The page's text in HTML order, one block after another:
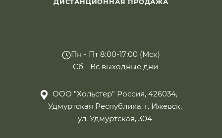
Пн - Пт 8:00-17:00 (Мск)
Сб - Вс выходные дни
ООО "Хольстер" Россия, 426034,
Удмуртская Республика, г. Ижевск,
ул. Удмуртская, 304